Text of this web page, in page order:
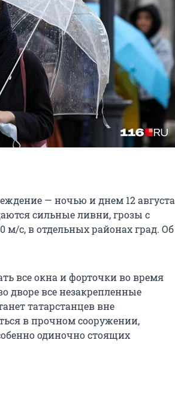
— ночью и днем 12 августа
сильные ливни, грозы с
с, в отдельных районах град. Об
все окна и форточки во время
дворе все незакрепленные
татарстанцев вне
в прочном сооружении,
одиночно стоящих